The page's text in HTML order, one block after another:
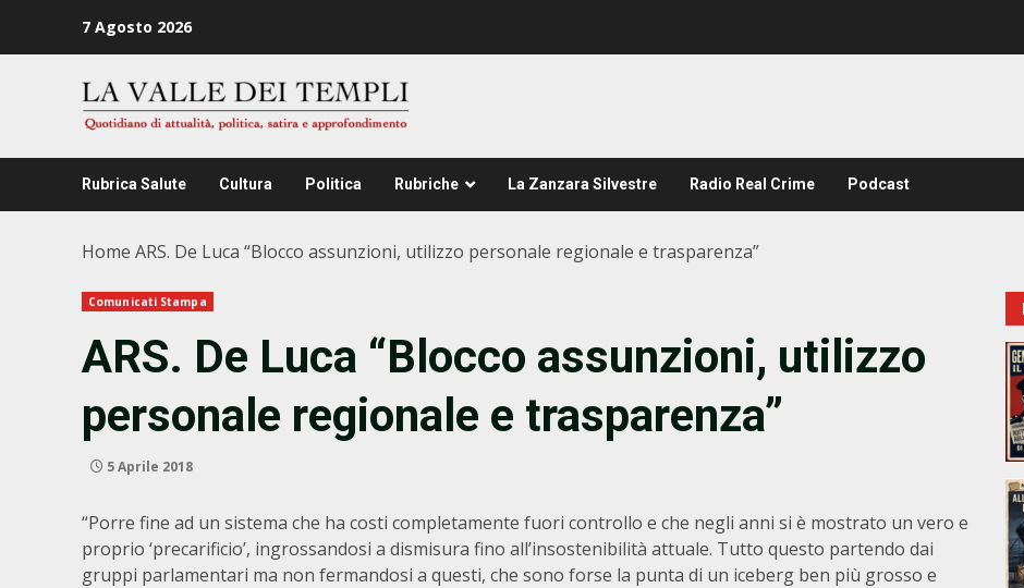
7 Agosto 2026
Rubrica Salute Cultura Politica Rubriche La Zanzara Silvestre Radio Real Crime Podcast
Home ARS. De Luca “Blocco assunzioni, utilizzo personale regionale e trasparenza”
Comunicati Stampa
ARS. De Luca “Blocco assunzioni, utilizzo
personale regionale e trasparenza”
5 Aprile 2018
“Porre fine ad un sistema che ha costi completamente fuori controllo e che negli anni si è mostrato un vero e
proprio ‘precarificio’, ingrossandosi a dismisura fino all’insostenibilità attuale. Tutto questo partendo dai
gruppi parlamentari ma non fermandosi a questi, che sono forse la punta di un iceberg ben più grosso e